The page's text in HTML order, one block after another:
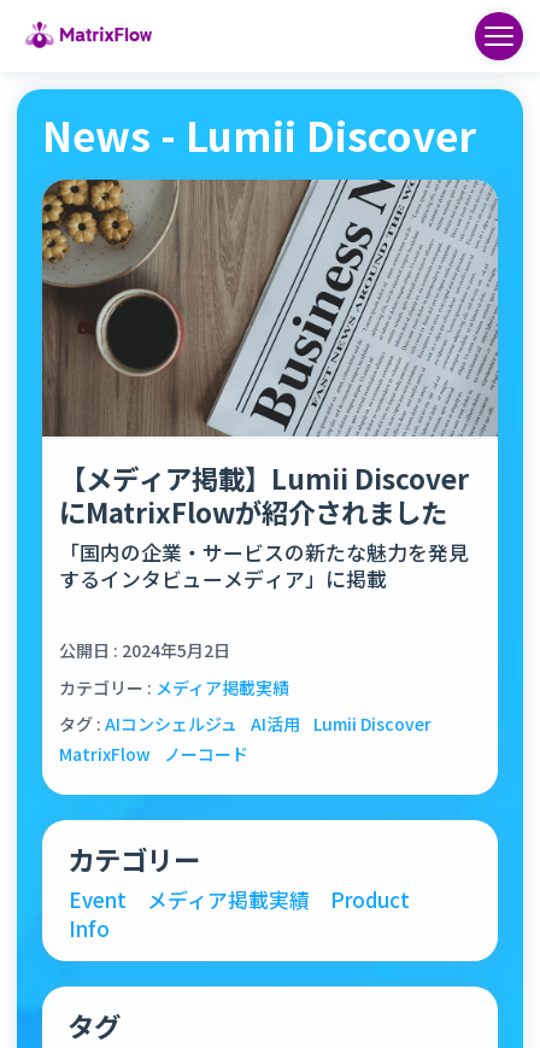
News - Lumii Discover
【メディア掲載】Lumii Discover
にMatrixFlowが紹介されました
「国内の企業・サービスの新たな魅力を発見
するインタビューメディア」に掲載
公開日 : 2024年5月2日
カテゴリー : メディア掲載実績
タグ : AIコンシェルジュ AI活用
Lumii Discover
MatrixFlow
ノーコード
カテゴリー
Event メディア掲載実績
Product
Info
タグ